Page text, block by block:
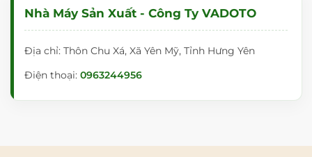
Nhà Máy Sản Xuất - Công Ty VADOTO
Địa chỉ: Thôn Chu Xá, Xã Yên Mỹ, Tỉnh Hưng Yên
Điện thoại: 0963244956